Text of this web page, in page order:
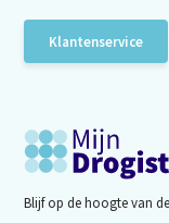
Klantenservice
Blijf op de hoogte van